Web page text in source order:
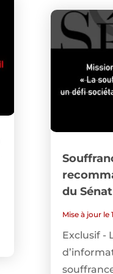
du Sénat
Mise à jour le
Exclusif -